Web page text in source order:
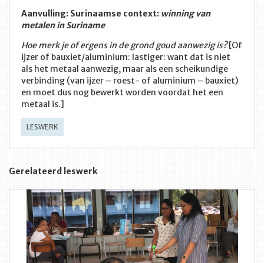
Aanvulling: Surinaamse context: winning van
metalen in Suriname
Hoe merk je of ergens in de grond goud aanwezig is?[Of
ijzer of bauxiet/aluminium: lastiger: want dat is niet
als het metaal aanwezig, maar als een scheikundige
verbinding (van ijzer – roest- of aluminium – bauxiet)
en moet dus nog bewerkt worden voordat het een
metaal is.]
LESWERK
Gerelateerd leswerk